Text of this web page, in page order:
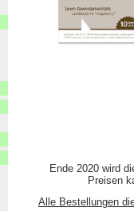
Ende 2020 wird
Preisen
Alle Bestellungen